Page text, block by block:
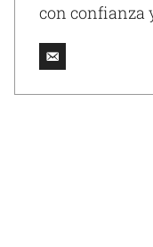
con confianza